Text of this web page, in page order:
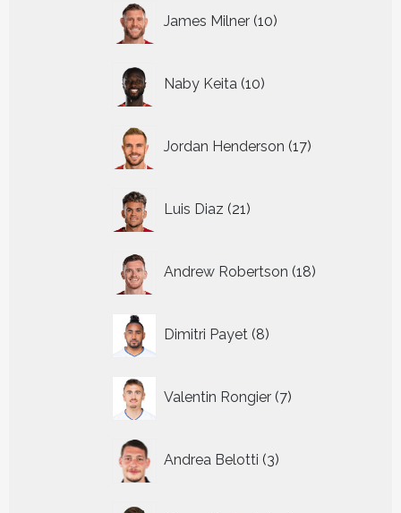
James Milner 10
producten
Naby Keita 10
producten
Jordan Henderson 17
producten
Luis Diaz 21
producten
Andrew Robertson 18
producten
Dimitri Payet 8
producten
Valentin Rongier 7
producten
Andrea Belotti 3
producten